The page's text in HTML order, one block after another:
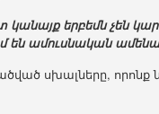
երբեմն չեն
ամուսնական
սխալները, որոնք